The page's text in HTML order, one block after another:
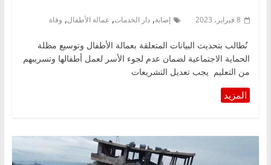
8 فبراير، 2023 إصابة, دار الخدمات, عمالة الأطفال, وفاة
نُطالب بتحديث البيانات المتعلقة بعمالة الأطفال وتوسيع مظلة
الحماية الاجتماعية لضمان عدم لجوء الأسر لعمل أطفالها وتسريبهم
من التعليم يجب تعديل التشريعات